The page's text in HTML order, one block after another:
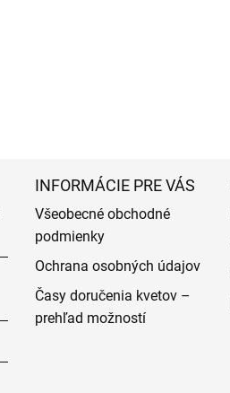
INFORMÁCIE PRE VÁS
Všeobecné obchodné
podmienky
Ochrana osobných údajov
Časy doručenia kvetov –
prehľad možností